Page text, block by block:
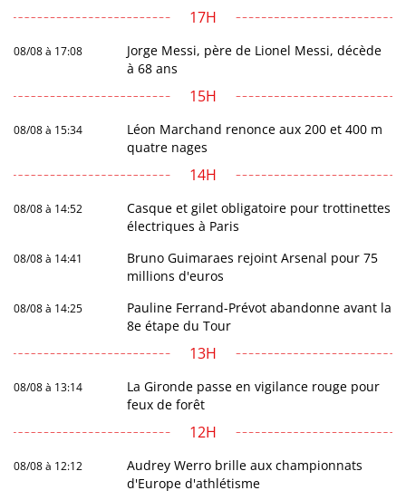
17H
08/08 à 17:08
Jorge Messi, père de Lionel Messi, décède
à 68 ans
15H
08/08 à 15:34
Léon Marchand renonce aux 200 et 400 m
quatre nages
14H
08/08 à 14:52
Casque et gilet obligatoire pour trottinettes
électriques à Paris
08/08 à 14:41
Bruno Guimaraes rejoint Arsenal pour 75
millions d'euros
08/08 à 14:25
Pauline Ferrand-Prévot abandonne avant la
8e étape du Tour
13H
08/08 à 13:14
La Gironde passe en vigilance rouge pour
feux de forêt
12H
08/08 à 12:12
Audrey Werro brille aux championnats
d'Europe d'athlétisme